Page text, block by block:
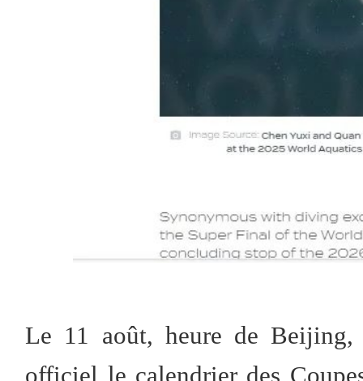
Le 11 août, heure de
officiel le calendrier des